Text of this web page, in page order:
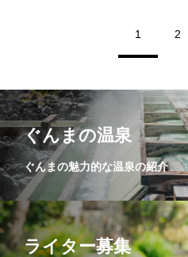
1 2
ぐんまの温泉
ぐんまの魅力的な温泉の紹介
ライター募集